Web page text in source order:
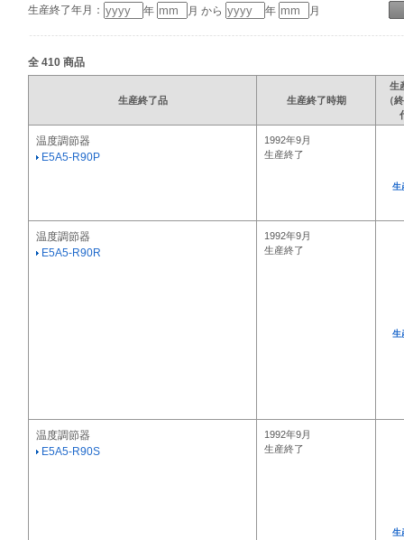
生産終了年月：
年 月 から 年 月
全 410 商品
生産終了品 生産終了時期
生
（
温度調節器
E5A5-R90P
1992年9月
生産終了
生
温度調節器
E5A5-R90R
1992年9月
生産終了
生
温度調節器
E5A5-R90S
1992年9月
生産終了
生